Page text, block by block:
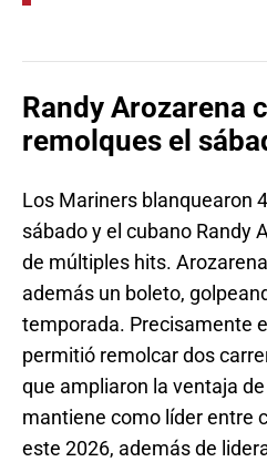
Randy Arozarena
remolques el
Los Mariners blanquearon
sábado y el cubano Randy
de múltiples hits.
además un boleto,
temporada. Precisamente
permitió remolcar dos
que ampliaron la ventaja
mantiene como líder entre
este 2026, además de